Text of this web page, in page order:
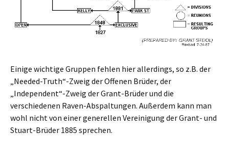
Einige wichtige Gruppen fehlen hier allerdings, so z.B. der
„Needed-Truth“-Zweig der Offenen Brüder, der
„Independent“-Zweig der Grant-Brüder und die
verschiedenen Raven-Abspaltungen. Außerdem kann man
wohl nicht von einer generellen Vereinigung der Grant- und
Stuart-Brüder 1885 sprechen.